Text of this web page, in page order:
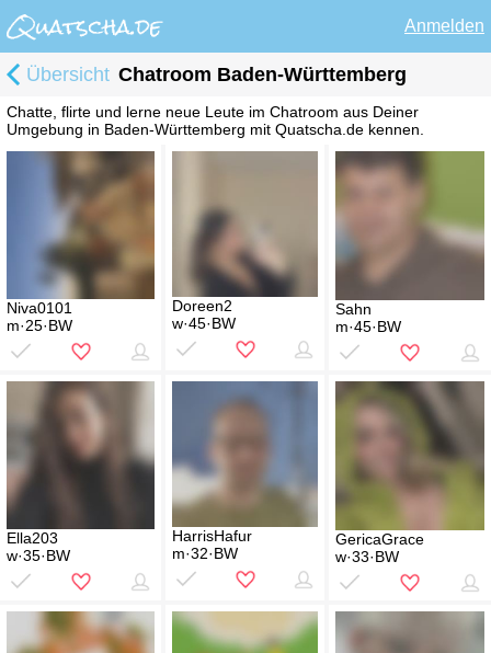
Anmelden
Übersicht Chatroom Baden-Württemberg
Chatte, flirte und lerne neue Leute im Chatroom aus Deiner
Umgebung in Baden-Württemberg mit Quatscha.de kennen.
Niva0101
m·25·BW
Doreen2
w·45·BW
Sahn
m·45·BW
Ella203
w·35·BW
HarrisHafur
m·32·BW
GericaGrace
w·33·BW